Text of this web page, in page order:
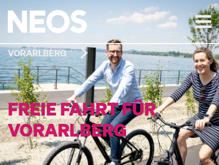
VORARLBERG
FREIE FAHRT FÜR
VORARLBERG